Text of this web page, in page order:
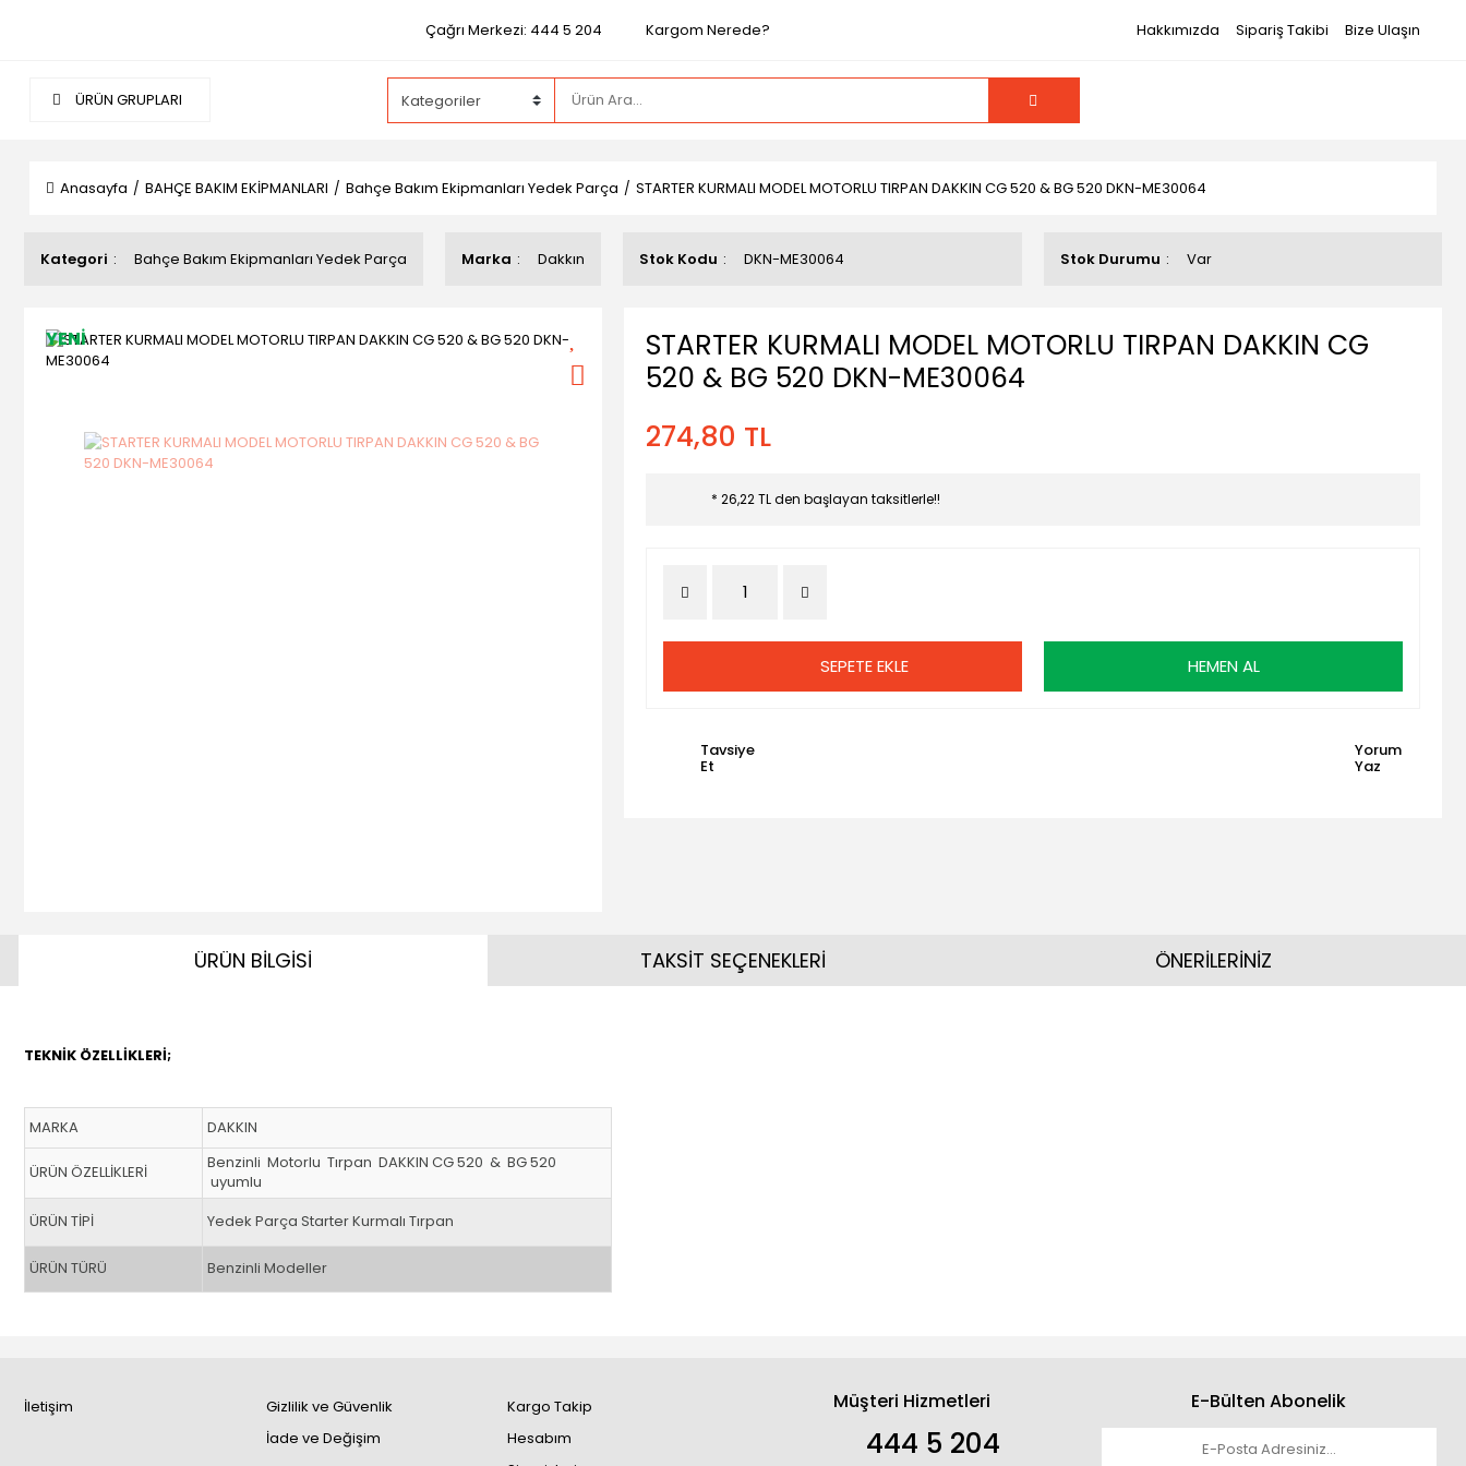
Çağrı Merkezi: 444 5 204 Kargom Nerede? Hakkımızda Sipariş Takibi Bize Ulaşın
ÜRÜN GRUPLARI
Anasayfa BAHÇE BAKIM EKİPMANLARI Bahçe Bakım Ekipmanları Yedek Parça STARTER KURMALI MODEL MOTORLU TIRPAN DAKKIN CG 520 & BG 520 DKN-ME30064
Kategori Bahçe Bakım Ekipmanları Yedek Parça Marka Dakkın Stok Kodu DKN-ME30064 Stok Durumu Var
YENİ
STARTER KURMALI MODEL MOTORLU TIRPAN DAKKIN CG
520 & BG 520 DKN-ME30064
274,80 TL
* 26,22 TL den başlayan taksitlerle!!
SEPETE EKLE HEMEN AL
Tavsiye
Et
Yorum
Yaz
ÜRÜN BİLGİSİ
TEKNİK ÖZELLİKLERİ;
MARKA DAKKIN
ÜRÜN ÖZELLİKLERİ
Benzinli Motorlu Tırpan DAKKIN CG 520 & BG 520
uyumlu
ÜRÜN TİPİ
Yedek Parça Starter Kurmalı Tırpan
ÜRÜN TÜRÜ Benzinli Modeller
TAKSİT SEÇENEKLERİ ÖNERİLERİNİZ
İletişim
Gizlilik ve Güvenlik
İade ve Değişim
Kargo Takip
Hesabım
Müşteri Hizmetleri
444 5 204
E-Bülten Abonelik